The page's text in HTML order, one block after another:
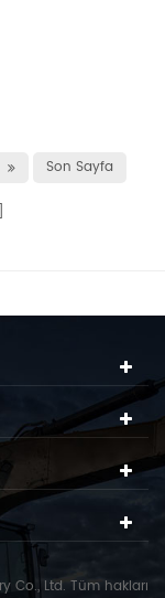
Son Sayfa
Co., Ltd. Tüm hakları